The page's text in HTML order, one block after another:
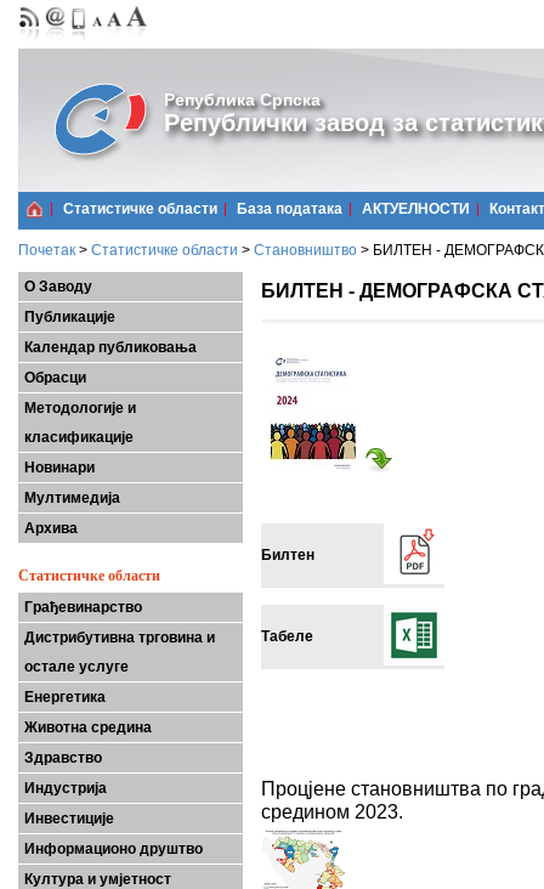
Република Српска
Републички завод за
Статистичке области Базa података АКТУЕЛНОСТИ Контакт
Почетак > Статистичке области > Становништво > БИЛТЕН -
О Заводу
Публикације
Календар публиковања
Обрасци
Методологије и
класификације
Новинари
Мултимедија
Архива
Статистичке области
Грађевинарство
Дистрибутивна трговина и
остале услуге
Енергетика
Животна средина
Здравство
Индустрија
Инвестиције
Информационо друштво
Култура и умјетност
БИЛТЕН - ДЕМОГРАФСКА
Билтен
Табеле
Процјене становништва по
средином 2023.